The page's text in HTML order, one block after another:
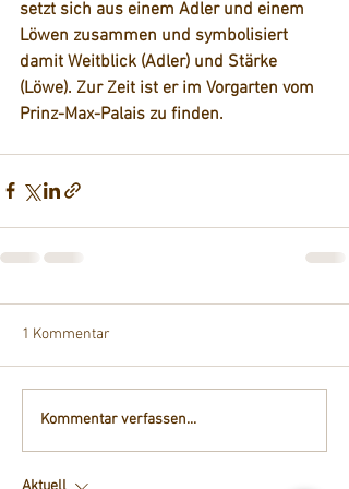
setzt sich aus einem Adler und einem
Löwen zusammen und symbolisiert
damit Weitblick (Adler) und Stärke
(Löwe). Zur Zeit ist er im Vorgarten vom
Prinz-Max-Palais zu finden.
1 Kommentar
Kommentar verfassen...